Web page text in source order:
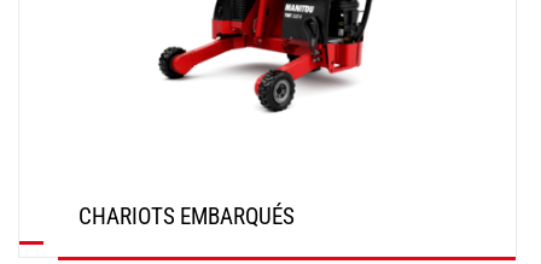
CHARIOTS EMBARQUÉS